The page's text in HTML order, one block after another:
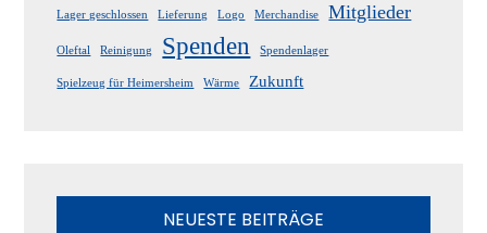
Lager geschlossen Lieferung Logo Merchandise Mitglieder
Oleftal Reinigung Spenden Spendenlager
Spielzeug für Heimersheim Wärme Zukunft
NEUESTE BEITRÄGE